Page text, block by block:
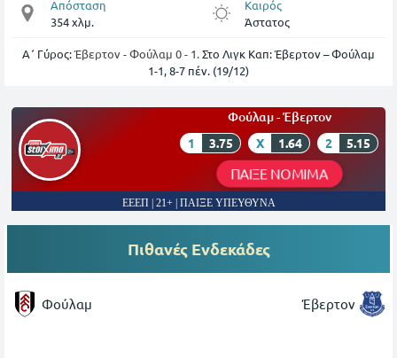
Απόσταση
354 χλμ.
Καιρός
Άστατος
Α΄ Γύρος:Έβερτον - Φούλαμ 0 - 1.Στο Λιγκ Καπ: Έβερτον – Φούλαμ
1-1, 8-7 πέν. (19/12)
Φούλαμ - Έβερτον
1 3.75 X 1.64 2 5.15
ΠΑΙΞΕ ΝΟΜΙΜΑ
ΕΕΕΠ | 21+ | ΠΑΙΞΕ ΥΠΕΥΘΥΝΑ
Πιθανές Ενδεκάδες
Φούλαμ Έβερτον